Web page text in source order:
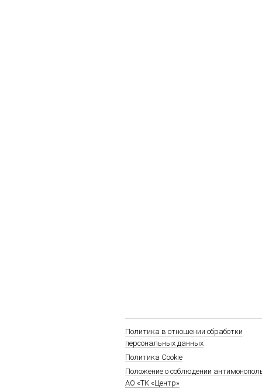
Политика в отношении обработки
персональных данных
Политика Cookie
Положение о соблюдении
АО «ТК «Центр»